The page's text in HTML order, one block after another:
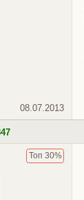
08.07.2013
Топ 30%